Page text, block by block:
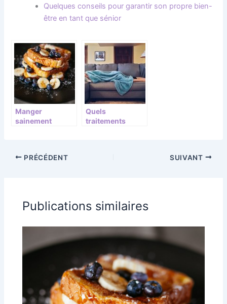
Quelques conseils pour garantir son propre bien-
être en tant que sénior
Manger
sainement
Quels
traitements
PRÉCÉDENT SUIVANT
Publications similaires